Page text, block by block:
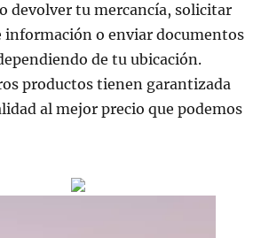
devolver tu mercancía, solicitar
información o enviar documentos
de tu ubicación.
productos tienen garantizada
al mejor precio que podemos